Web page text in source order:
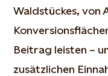
Waldstückes, von
Beitrag leisten –
zusätzlichen